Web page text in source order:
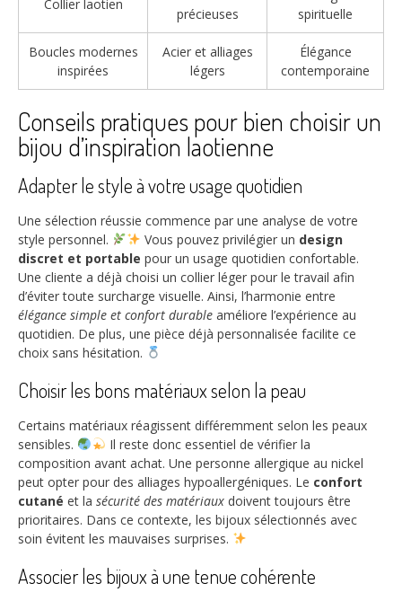
Collier laotien
précieuses
spirituelle
Boucles modernes
inspirées
Acier et alliages
légers
Élégance
contemporaine
Conseils pratiques pour bien choisir un
bijou d’inspiration laotienne
Adapter le style à votre usage quotidien
Une sélection réussie commence par une analyse de votre
style personnel.
Vous pouvez privilégier un design
discret et portable pour un usage quotidien confortable.
Une cliente a déjà choisi un collier léger pour le travail afin
d’éviter toute surcharge visuelle. Ainsi, l’harmonie entre
élégance simple et confort durable améliore l’expérience au
quotidien. De plus, une pièce déjà personnalisée facilite ce
choix sans hésitation.
Choisir les bons matériaux selon la peau
Certains matériaux réagissent différemment selon les peaux
sensibles.
Il reste donc essentiel de vérifier la
composition avant achat. Une personne allergique au nickel
peut opter pour des alliages hypoallergéniques. Le confort
cutané et la sécurité des matériaux doivent toujours être
prioritaires. Dans ce contexte, les bijoux sélectionnés avec
soin évitent les mauvaises surprises.
Associer les bijoux à une tenue cohérente